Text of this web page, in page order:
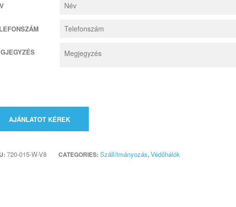
AJÁNLATOT KÉREK
720-015-W-V8 CATEGORIES: Szállítmányozás,Védőhálók